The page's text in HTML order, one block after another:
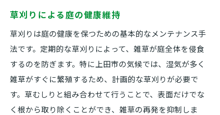
草刈りによる庭の健康維持
草刈りは庭の健康を保つための基本的なメンテナンス手
法です。定期的な草刈りによって、雑草が庭全体を侵食
するのを防ぎます。特に上田市の気候では、湿気が多く
雑草がすぐに繁殖するため、計画的な草刈りが必要で
す。草むしりと組み合わせて行うことで、表面だけでな
く根から取り除くことができ、雑草の再発を抑制しま